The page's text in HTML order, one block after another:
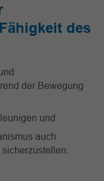
des
der Bewegung
und
auch